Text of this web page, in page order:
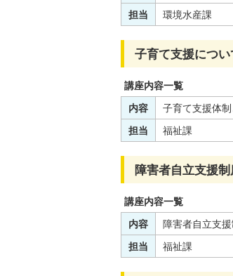
担当
環境水産課
子育て支援につい
講座内容一覧
内容
子育て支援体
担当
福祉課
障害者自立支援
講座内容一覧
内容
障害者自立支
担当
福祉課